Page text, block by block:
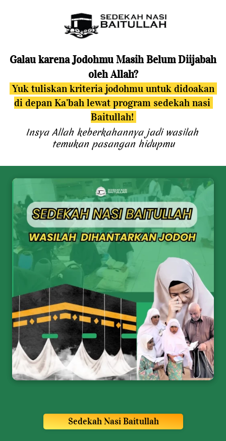
Galau karena Jodohmu Masih Belum Diijabah
oleh Allah?
Yuk tuliskan kriteria jodohmu untuk didoakan
di depan Ka’bah lewat program sedekah nasi
Baitullah!
Insya Allah keberkahannya jadi wasilah
temukan pasangan hidupmu
Sedekah Nasi Baitullah